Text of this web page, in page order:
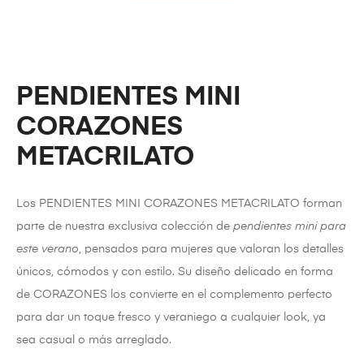
PENDIENTES MINI
CORAZONES
METACRILATO
Los PENDIENTES MINI CORAZONES METACRILATO forman
parte de nuestra exclusiva colección de pendientes mini para
este verano , pensados para mujeres que valoran los detalles
únicos, cómodos y con estilo. Su diseño delicado en forma
de CORAZONES los convierte en el complemento perfecto
para dar un toque fresco y veraniego a cualquier look, ya
sea casual o más arreglado.